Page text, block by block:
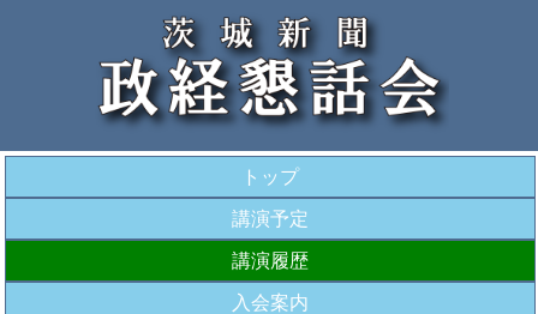
トップ
講演予定
講演履歴
入会案内